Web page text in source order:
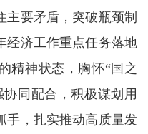
要矛盾，突破瓶颈制
经济工作重点任务落地
精神状态，胸怀“国之
同配合，积极谋划用
手，扎实推动高质量发